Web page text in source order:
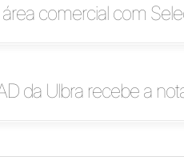
área comercial com
da Ulbra recebe a